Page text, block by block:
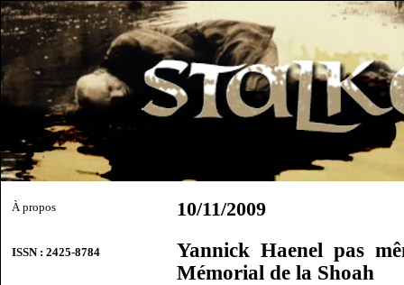
À propos
ISSN : 2425-8784
10/11/2009
Yannick Haenel pas
Mémorial de la Shoah